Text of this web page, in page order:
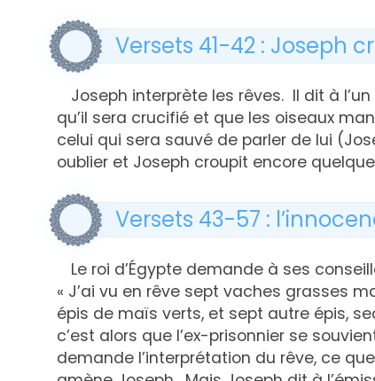
Versets 41-42 : Joseph
Joseph interprète les rêves. Il dit à
qu’il sera crucifié et que les oiseaux
celui qui sera sauvé de parler de lui
oublier et Joseph croupit encore
Versets 43-57 :
Le roi d’Égypte demande à ses
« J’ai vu en rêve sept vaches grasses
épis de maïs verts, et sept autre épis,
c’est alors que l’ex-prisonnier se
demande l’interprétation du rêve, ce